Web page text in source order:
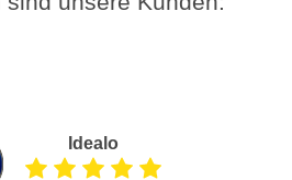
Idealo